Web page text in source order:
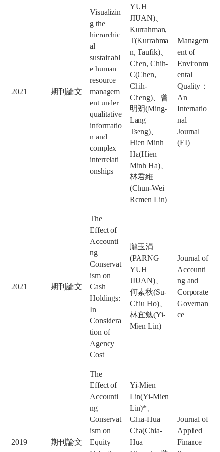
2021 期刊論文
Visualizin
g the
hierarchic
al
sustainabl
e human
resource
managem
ent under
qualitative
informatio
n and
complex
interrelati
onships
YUH
JIUAN)、
Kurrahman,
T(Kurrahma
n, Taufik)、
Chen, Chih-
C(Chen,
Chih-
Cheng)、曾
明朗(Ming-
Lang
Tseng)、
Hien Minh
Ha(Hien
Minh Ha)、
林君維
(Chun-Wei
Remen Lin)
Managem
ent of
Environm
ental
Quality：
An
Internatio
nal
Journal
(EI)
2021 期刊論文
The
Effect of
Accounti
ng
Conservat
ism on
Cash
Holdings:
In
Considera
tion of
Agency
Cost
龎玉涓
(PARNG
YUH
JIUAN)、
何素秋(Su-
Chiu Ho)、
林宜勉(Yi-
Mien Lin)
Journal of
Accounti
ng and
Corporate
Governan
ce
2019 期刊論文
The
Effect of
Accounti
ng
Conservat
ism on
Equity
Yi-Mien
Lin(Yi-Mien
Lin)*、
Chia-Hua
Cha(Chia-
Hua
Journal of
Applied
Finance